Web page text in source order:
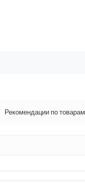
Рекомендации по товарам